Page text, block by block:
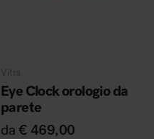
Vitra
Eye Clock orologio da
parete
da€ 469,00